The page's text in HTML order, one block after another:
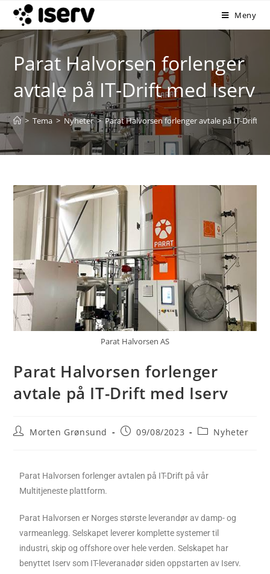
Meny
Parat Halvorsen forlenger
avtale på IT-Drift med Iserv
> Tema > Nyheter > Parat Halvorsen forlenger avtale på IT-Drift
Parat Halvorsen AS
Parat Halvorsen forlenger
avtale på IT-Drift med Iserv
Morten Grønsund 09/08/2023 Nyheter
Parat Halvorsen forlenger avtalen på IT-Drift på vår
Multitjeneste plattform.
Parat Halvorsen er Norges største leverandør av damp- og
varmeanlegg. Selskapet leverer komplette systemer til
industri, skip og offshore over hele verden. Selskapet har
benyttet Iserv som IT-leveranadør siden oppstarten av Iserv.